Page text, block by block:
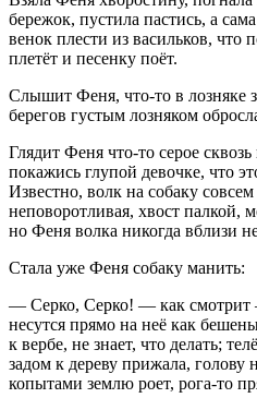
бережок, пустила пастись, а
венок плести из васильков, что
плетёт и песенку поёт.
Слышит Феня, что-то в лозняке
берегов густым лозняком
Глядит Феня что-то серое
покажись глупой девочке, что
Известно, волк на собаку
неповоротливая, хвост палкой,
но Феня волка никогда вблизи
Стала уже Феня собаку манить:
— Серко, Серко! — как смотрит
несутся прямо на неё как
к вербе, не знает, что делать;
задом к дереву прижала, голову
копытами землю роет, рога-то